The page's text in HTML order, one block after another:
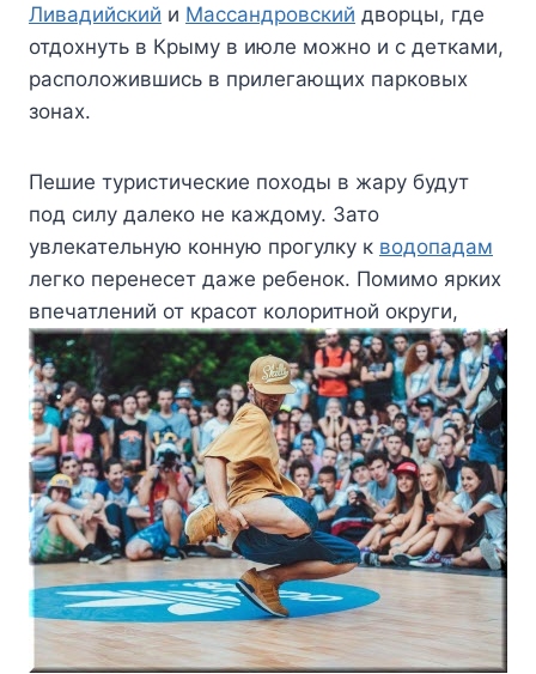
Ливадийский и Массандровский дворцы, где
отдохнуть в Крыму в июле можно и с детками,
расположившись в прилегающих парковых
зонах.
Пешие туристические походы в жару будут
под силу далеко не каждому. Зато
увлекательную конную прогулку к водопадам
легко перенесет даже ребенок. Помимо ярких
впечатлений от красот колоритной округи,